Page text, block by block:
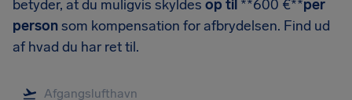
betyder, at du muligvis skyldes op til **600 €**per
personsom kompensation for afbrydelsen. Find ud
af hvad du har ret til.